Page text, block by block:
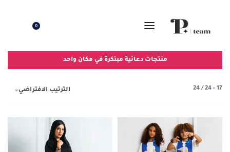
0
منتجات دعائية مبتكرة في مكان واحد
17
-
24
/
24 الترتيب الافتراضي